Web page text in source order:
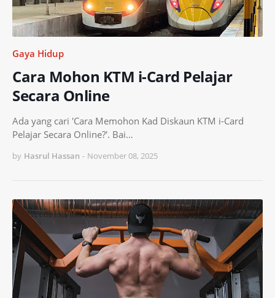
Gaya Hidup
Cara Mohon KTM i-Card Pelajar
Secara Online
Ada yang cari 'Cara Memohon Kad Diskaun KTM i-Card
Pelajar Secara Online?'. Bai…
by Hasrul Hassan - November 08, 2025